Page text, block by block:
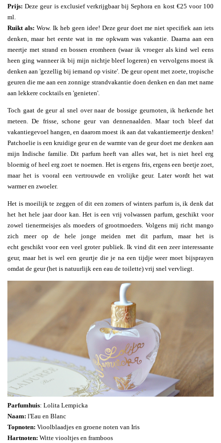
Prijs: Deze geur is exclusief verkrijgbaar bij Sephora en kost €25 voor 100
ml.
Ruikt als: Wow. Ik heb geen idee! Deze geur doet me niet specifiek aan iets
denken, maar het eerste wat in me opkwam was vakantie. Daarna aan een
meertje met strand en bossen eromheen (waar ik vroeger als kind wel eens
heen ging wanneer ik bij mijn nichtje bleef logeren) en vervolgens moest ik
denken aan 'gezellig bij iemand op visite'. De geur opent met zoete, tropische
geuren die me aan een zonnige strandvakantie doen denken en dan met name
aan lekkere cocktails en 'genieten'.
Toch gaat de geur al snel over naar de bossige geurnoten, ik herkende het
meteen. De frisse, schone geur van dennenaalden. Maar toch bleef dat
vakantiegevoel hangen, en daarom moest ik aan dat vakantiemeertje denken!
Patchoelie is een kruidige geur en de warmte van de geur doet me denken aan
mijn Indische familie. Dit parfum heeft van alles wat, het is niet heel erg
bloemig of heel erg zoet te noemen. Het is ergens fris, ergens een beetje zoet,
maar het is vooral een vertrouwde en vrolijke geur. Later wordt het wat
warmer en zwoeler.
Het is moeilijk te zeggen of dit een zomers of winters parfum is, ik denk dat
het het hele jaar door kan. Het is een vrij volwassen parfum, geschikt voor
zowel tienermeisjes als moeders of grootmoeders. Volgens mij richt mango
zich meer op de hele jonge meiden met dit parfum, maar het is
echt geschikt voor een veel groter publiek. Ik vind dit een zeer interessante
geur, maar het is wel een geurtje die je na een tijdje weer moet bijsprayen
omdat de geur (het is natuurlijk een eau de toilette) vrij snel vervliegt.
Parfumhuis: Lolita Lempicka
Naam: l'Eau en Blanc
Topnoten: Vioolblaadjes en groene noten van Iris
Hartnoten: Witte viooltjes en framboos